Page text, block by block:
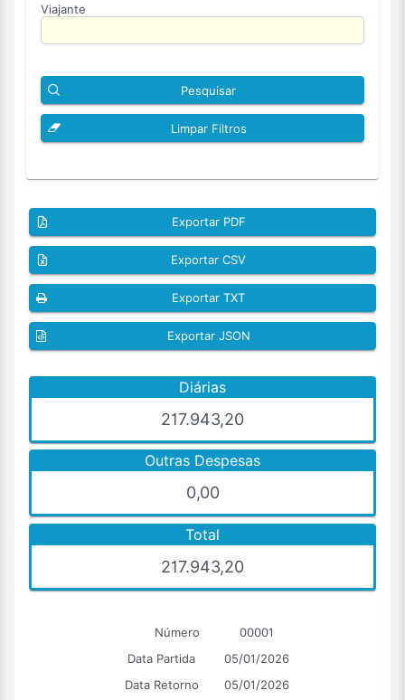
Viajante
Pesquisar
Limpar Filtros
Exportar PDF
Exportar CSV
Exportar TXT
Exportar JSON
Diárias
217.943,20
Outras Despesas
0,00
Total
217.943,20
Número
00001
Data Partida
05/01/2026
Data Retorno
05/01/2026